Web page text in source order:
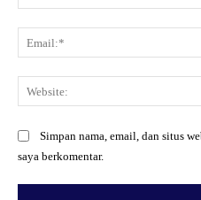
Simpan nama, email, dan situs
saya berkomentar.